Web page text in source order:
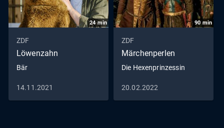
24min
ZDF
Löwenzahn
Bär
14.11.2021
90 min
ZDF
Märchenperlen
Die Hexenprinzessin
20.02.2022